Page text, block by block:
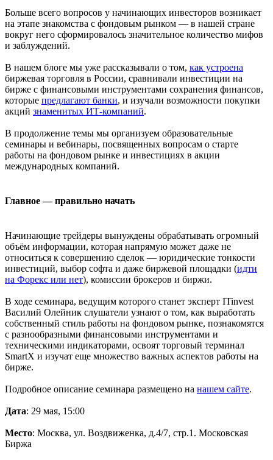
Больше всего вопросов у начинающих инвесторов возникает
на этапе знакомства с фондовым рынком — в нашей стране
вокруг него сформировалось значительное количество мифов
и заблуждений.
В нашем блоге мы уже рассказывали о том, как устроена
биржевая торговля в России, сравнивали инвестиции на
бирже с финансовыми инструментами сохранения финансов,
которые предлагают банки, и изучали возможности покупки
акций знаменитых ИТ-компаний.
В продолжение темы мы организуем образовательные
семинары и вебинары, посвященных вопросам о старте
работы на фондовом рынке и инвестициях в акции
международных компаний.
Главное — правильно начать
Начинающие трейдеры вынуждены обрабатывать огромный
объём информации, которая напрямую может даже не
относиться к совершению сделок — юридические тонкости
инвестиций, выбор софта и даже биржевой площадки (идти
на Форекс или нет), комиссии брокеров и биржи.
В ходе семинара, ведущим которого станет эксперт ITinvest
Василий Олейник слушатели узнают о том, как выработать
собственный стиль работы на фондовом рынке, познакомятся
с разнообразными финансовыми инструментами и
техническими индикаторами, освоят торговый терминал
SmartX и изучат еще множество важных аспектов работы на
бирже.
Подробное описание семинара размещено на нашем сайте.
Дата: 29 мая, 15:00
Место: Москва, ул. Воздвиженка, д.4/7, стр.1. Московская
Биржа